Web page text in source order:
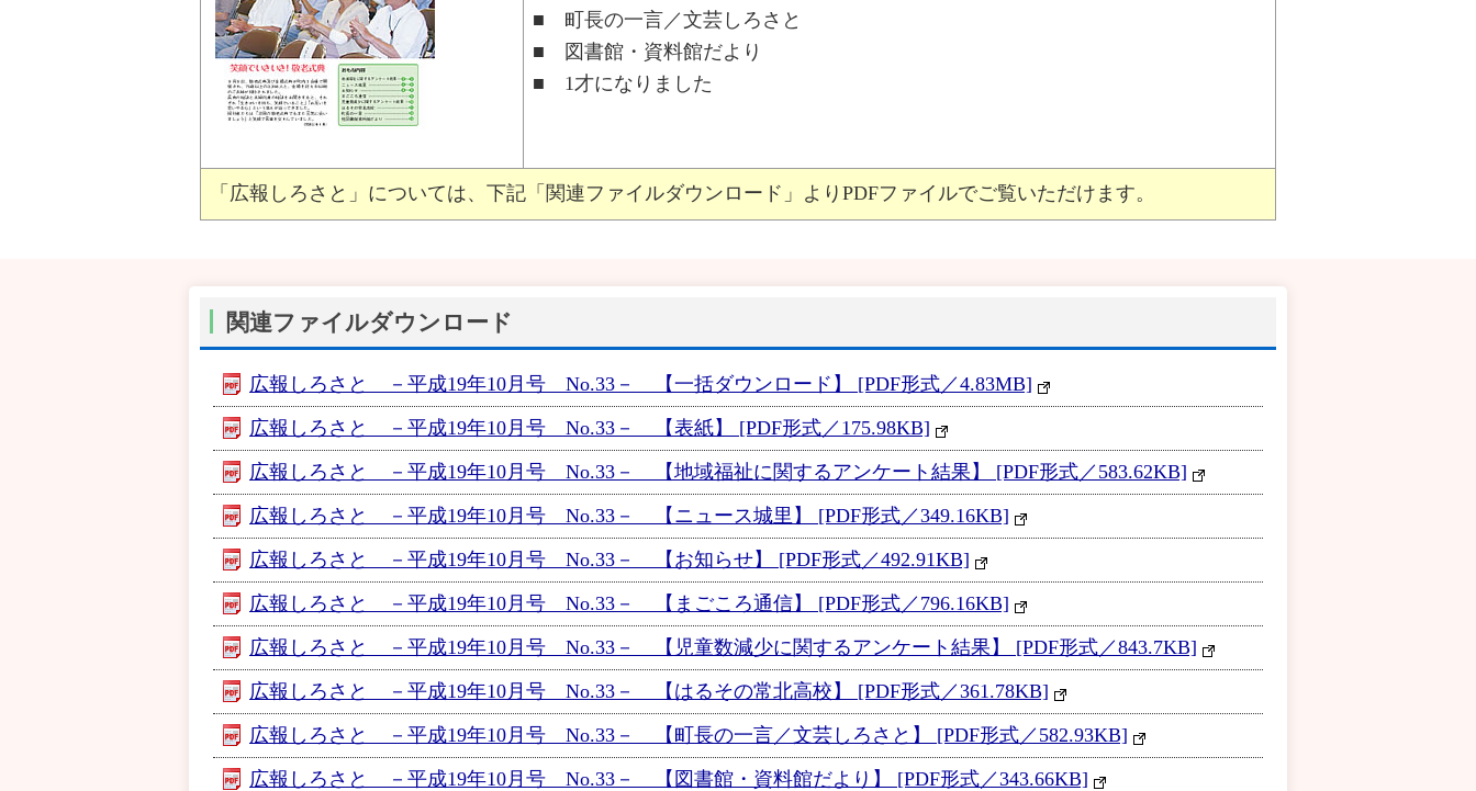
■ 町長の一言／文芸しろさと
■ 図書館・資料館だより
■ 1才になりました
「広報しろさと」については、下記「関連ファイルダウンロード」よりPDFファイルでご覧いただけます。
関連ファイルダウンロード
広報しろさと －平成19年10月号 No.33－ 【一括ダウンロード】 [PDF形式／4.83MB]
広報しろさと －平成19年10月号 No.33－ 【表紙】 [PDF形式／175.98KB]
広報しろさと －平成19年10月号 No.33－ 【地域福祉に関するアンケート結果】 [PDF形式／583.62KB]
広報しろさと －平成19年10月号 No.33－ 【ニュース城里】 [PDF形式／349.16KB]
広報しろさと －平成19年10月号 No.33－ 【お知らせ】 [PDF形式／492.91KB]
広報しろさと －平成19年10月号 No.33－ 【まごころ通信】 [PDF形式／796.16KB]
広報しろさと －平成19年10月号 No.33－ 【児童数減少に関するアンケート結果】 [PDF形式／843.7KB]
広報しろさと －平成19年10月号 No.33－ 【はるその常北高校】 [PDF形式／361.78KB]
広報しろさと －平成19年10月号 No.33－ 【町長の一言／文芸しろさと】 [PDF形式／582.93KB]
広報しろさと －平成19年10月号 No.33－ 【図書館・資料館だより】 [PDF形式／343.66KB]